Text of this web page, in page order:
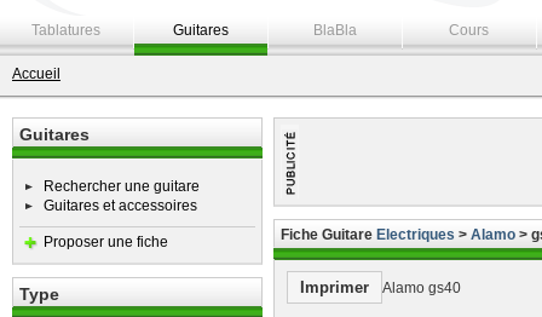
Tablatures Guitares BlaBla Cours
Accueil
Guitares
Rechercher une guitare
Guitares et accessoires
Proposer une fiche
Type
Fiche Guitare Electriques > Alamo>
Imprimer Alamo gs40